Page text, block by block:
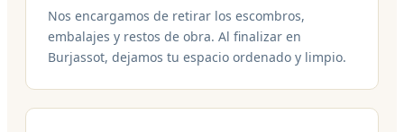
Nos encargamos de retirar los escombros,
embalajes y restos de obra. Al finalizar en
Burjassot, dejamos tu espacio ordenado y limpio.